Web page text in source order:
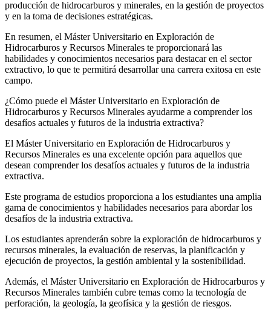
producción de hidrocarburos y minerales, en la gestión de proyectos
y en la toma de decisiones estratégicas.
En resumen, el Máster Universitario en Exploración de
Hidrocarburos y Recursos Minerales te proporcionará las
habilidades y conocimientos necesarios para destacar en el sector
extractivo, lo que te permitirá desarrollar una carrera exitosa en este
campo.
¿Cómo puede el Máster Universitario en Exploración de
Hidrocarburos y Recursos Minerales ayudarme a comprender los
desafíos actuales y futuros de la industria extractiva?
El Máster Universitario en Exploración de Hidrocarburos y
Recursos Minerales es una excelente opción para aquellos que
desean comprender los desafíos actuales y futuros de la industria
extractiva.
Este programa de estudios proporciona a los estudiantes una amplia
gama de conocimientos y habilidades necesarios para abordar los
desafíos de la industria extractiva.
Los estudiantes aprenderán sobre la exploración de hidrocarburos y
recursos minerales, la evaluación de reservas, la planificación y
ejecución de proyectos, la gestión ambiental y la sostenibilidad.
Además, el Máster Universitario en Exploración de Hidrocarburos y
Recursos Minerales también cubre temas como la tecnología de
perforación, la geología, la geofísica y la gestión de riesgos.